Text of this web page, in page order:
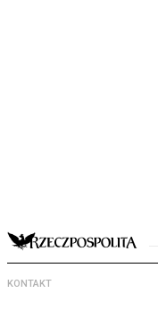
KONTAKT